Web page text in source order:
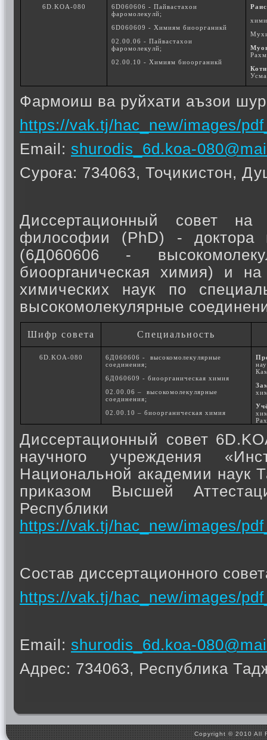
6D.KOA-080
6D060606 - Пайвастахои
фаромолекулй;
6D060609 - Химиям биоорганикй
02.00.06 - Пайвастахои
фаромолекулй;
02.00.10 - Химиям биоорганикй
М
Фармоиш ва руйхати аъзои
https://vak.tj/hac_new/images/
Email: shurodis_6d.koa-
Суроға: 734063, Тоҷикистон,
Диссертационный совет на
философии (PhD) - доктора
(6Д060606 -
биоорганическая химия) и
химических наук по
высокомолекулярные
Шифр совета Специальность
6D.KOA-080
6Д060606 - высокомолекулярные
соединения;
6Д060609 - биоорганическая химия
02.00.06 – высокомолекулярные
соединения;
02.00.10 – биоорганическая химия
Диссертационный совет
научного учреждения
Национальной академии наук
приказом Высшей
https://vak.tj/hac_new/images/
Состав диссертационного
https://vak.tj/hac_new/images/
Email: shurodis_6d.koa-
Адрес: 734063, Республика
Copyright © 2010 All